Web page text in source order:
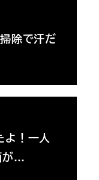
掃除で汗だ
よ！一人
が…